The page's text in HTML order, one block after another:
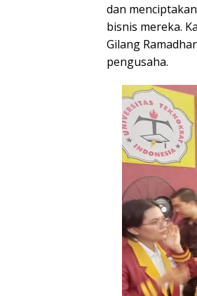
dan
bisnis mereka.
Gilang
pengusaha.